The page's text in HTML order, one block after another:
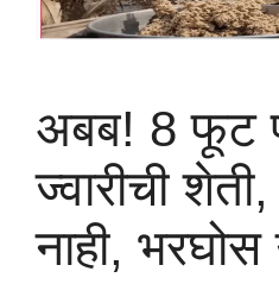
अबब! 8 फूट
ज्वारीची
नाही, भरघोस